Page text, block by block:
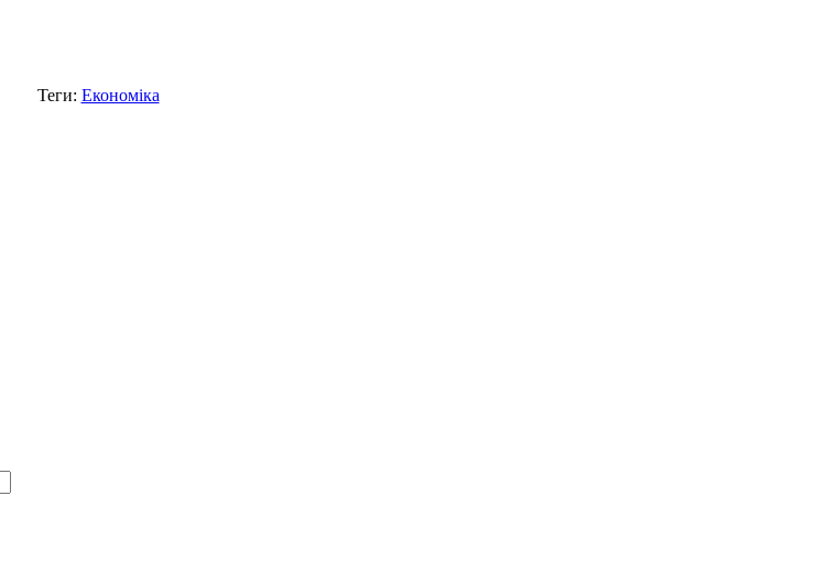
Теги: Економіка